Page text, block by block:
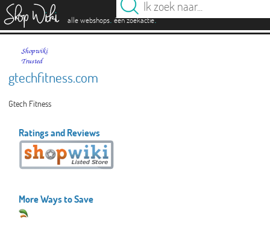
alle webshops. één zoekactie.
gtechfitness.com
Gtech Fitness
Ratings and Reviews
More Ways to Save